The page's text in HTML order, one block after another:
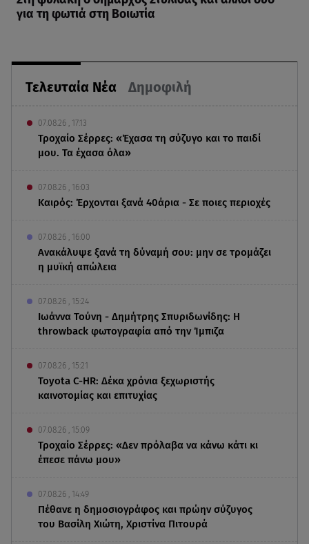
Τελευταία Νέα Δημοφιλή
07.08.26 , 17:13
Τροχαίο Σέρρες: «Έχασα τη σύζυγο και το παιδί
μου. Τα έχασα όλα»
07.08.26 , 16:03
Καιρός: Έρχονται ξανά 40άρια - Σε ποιες περιοχές
07.08.26 , 16:00
Ανακάλυψε ξανά τη δύναμή σου: μην σε τρομάζει
η μυϊκή απώλεια
07.08.26 , 15:24
Ιωάννα Τούνη - Δημήτρης Σπυριδωνίδης: Η
throwback φωτογραφία από την Ίμπιζα
07.08.26 , 15:21
Toyota C-HR: Δέκα χρόνια ξεχωριστής
καινοτομίας και επιτυχίας
07.08.26 , 15:09
Τροχαίο Σέρρες: «Δεν πρόλαβα να κάνω κάτι κι
έπεσε πάνω μου»
07.08.26 , 14:49
Πέθανε η δημοσιογράφος και πρώην σύζυγος
του Βασίλη Χιώτη, Χριστίνα Πιτουρά
για τη φωτιά στη Βοιωτία